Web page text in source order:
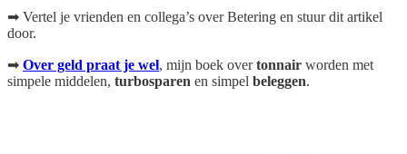
➡ Vertel je vrienden en collega’s over Betering en stuur dit artikel
door.
➡ Over geld praat je wel, mijn boek overtonnair worden met
simpele middelen, turbosparen en simpel beleggen.